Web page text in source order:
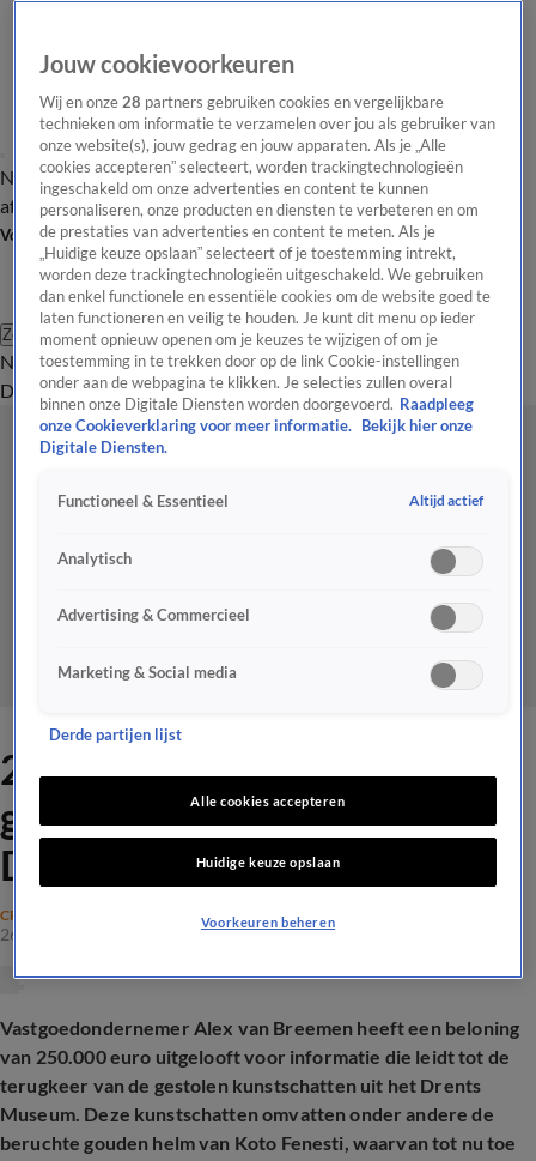
Nieuws van de DagOpinie van de Dag Onze categorieën Laatste
afleveringVideo's Nieuws van de Dag Podcast
Volg Nieuws van de Dag
Zoeken
Nieuws van de DagOpinie van de
Dag
Video'sUitzendingen PodcastPanelContact
250.000 voor locatie
gestolen kunstschatten uit
Drents Museum
CRIME
26 feb 2025, 18:56
Vastgoedondernemer Alex van Breemen heeft een beloning
van 250.000 euro uitgelooft voor informatie die leidt tot de
terugkeer van de gestolen kunstschatten uit het Drents
Museum. Deze kunstschatten omvatten onder andere de
beruchte gouden helm van Koto Fenesti, waarvan tot nu toe
Jouw cookievoorkeuren
Wij en onze28 partners gebruiken cookies en vergelijkbare
technieken om informatie te verzamelen over jou als gebruiker van
onze website(s), jouw gedrag en jouw apparaten. Als je „Alle
cookies accepteren” selecteert, worden trackingtechnologieën
ingeschakeld om onze advertenties en content te kunnen
personaliseren, onze producten en diensten te verbeteren en om
de prestaties van advertenties en content te meten. Als je
„Huidige keuze opslaan” selecteert of je toestemming intrekt,
worden deze trackingtechnologieën uitgeschakeld. We gebruiken
dan enkel functionele en essentiële cookies om de website goed te
laten functioneren en veilig te houden. Je kunt dit menu op ieder
moment opnieuw openen om je keuzes te wijzigen of om je
toestemming in te trekken door op de link Cookie-instellingen
onder aan de webpagina te klikken. Je selecties zullen overal
binnen onze Digitale Diensten worden doorgevoerd. Raadpleeg
onze Cookieverklaring voor meer informatie.
Bekijk hier onze
Digitale Diensten.
Functioneel & Essentieel Altijd actief
Analytisch
Advertising & Commercieel
Marketing & Social media
Derde partijen lijst
Alle cookies accepteren
Huidige keuze opslaan
Voorkeuren beheren